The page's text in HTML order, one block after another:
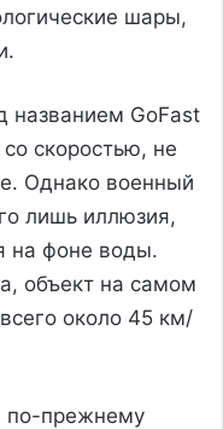
шары,
названием GoFast
скоростью, не
Однако военный
лишь иллюзия,
на фоне воды.
объект на самом
около 45 км/
по-прежнему